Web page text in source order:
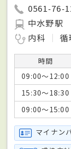
0561-76-
中水野駅
内科
循
時間
09:00～12:00
15:30～18:30
09:00～15:00
マイナン